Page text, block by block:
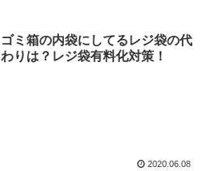
ゴミ箱の内袋にしてるレジ袋の代
わりは？レジ袋有料化対策！
2020.06.08